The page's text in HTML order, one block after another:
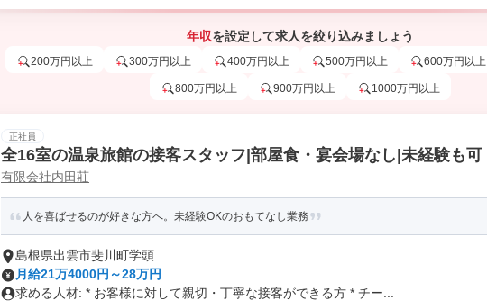
年収を設定して求人を絞り込みましょう
200万円以上 300万円以上 400万円以上 500万円以上 600万円以上
800万円以上 900万円以上 1000万円以上
正社員
全16室の温泉旅館の接客スタッフ|部屋食・宴会場なし|未経験も可
有限会社内田莊
人を喜ばせるのが好きな方へ。未経験OKのおもてなし業務
島根県出雲市斐川町学頭
月給21万4000円～28万円
求める人材: * お客様に対して親切・丁寧な接客ができる方 * チー...